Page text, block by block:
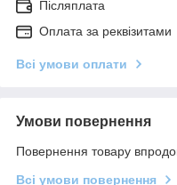
Післяплата
Оплата за реквізитами
Всі умови оплати
Умови повернення
Повернення товару
Всі умови повернення